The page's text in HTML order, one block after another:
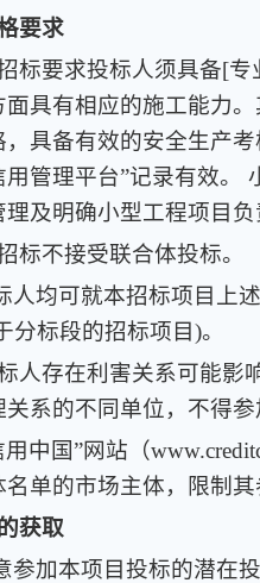
要求
标要求投标人须具备[
具有相应的施工能力
具备有效的安全生产
用管理平台”记录有效。
及明确小型工程项目
标不接受联合体投标。
人均可就本招标项目上
分标段的招标项目)。
人存在利害关系可能影
系的不同单位，不得
用中国”网站（
单的市场主体，限制
获取
参加本项目投标的潜在